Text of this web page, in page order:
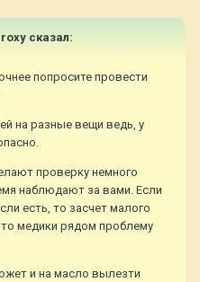
сказал:
попросите провести
на разные вещи ведь, у
проверку немного
наблюдают за вами. Если
есть, то засчет малого
медики рядом проблему
и на масло вылезти